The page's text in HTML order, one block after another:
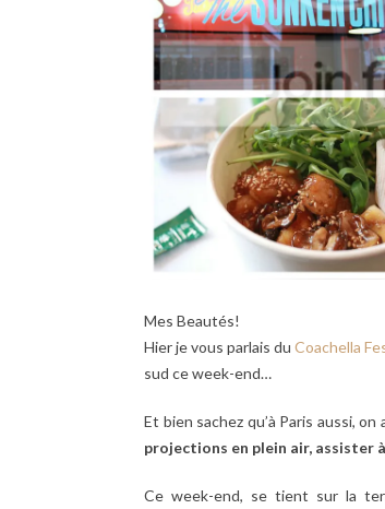
Mes Beautés!
Hier je vous parlais du Coachella
sud ce week-end…
Et bien sachez qu’à Paris aussi, on
projections en plein air, assister
Ce week-end, se tient sur la